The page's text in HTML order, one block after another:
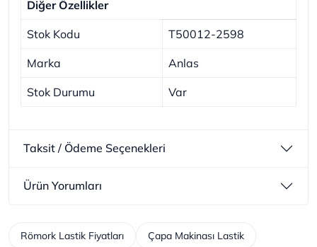
Diğer Özellikler
Stok Kodu T50012-2598
Marka Anlas
Stok Durumu Var
Taksit / Ödeme Seçenekleri
Ürün Yorumları
Römork Lastik Fiyatları Çapa Makinası Lastik